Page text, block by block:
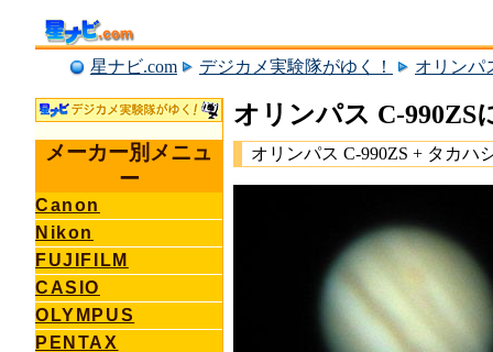
星ナビ.com デジカメ実験隊がゆく！ オリンパ
メーカー別メニュ
ー
Canon
Nikon
FUJIFILM
CASIO
OLYMPUS
PENTAX
オリンパス C-990ZS
オリンパス C-990ZS + タカハ